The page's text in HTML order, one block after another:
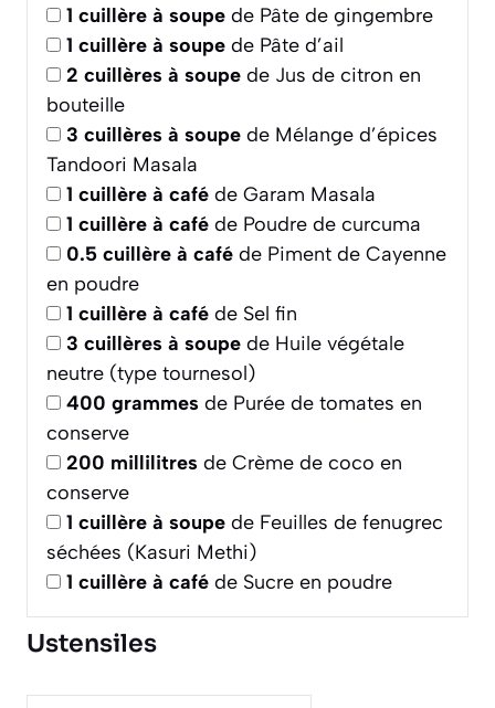
1 cuillère à soupe de Pâte de gingembre
1 cuillère à soupe de Pâte d’ail
2 cuillères à soupe de Jus de citron en
bouteille
3 cuillères à soupe de Mélange d’épices
Tandoori Masala
1 cuillère à café de Garam Masala
1 cuillère à café de Poudre de curcuma
0.5 cuillère à café de Piment de Cayenne
en poudre
1 cuillère à café de Sel fin
3 cuillères à soupe de Huile végétale
neutre (type tournesol)
400 grammes de Purée de tomates en
conserve
200 millilitres de Crème de coco en
conserve
1 cuillère à soupe de Feuilles de fenugrec
séchées (Kasuri Methi)
1 cuillère à café de Sucre en poudre
Ustensiles